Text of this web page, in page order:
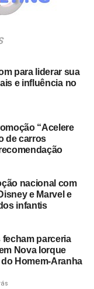
inicial a partir
e atrações do
do camarote
para liderar sua
e influência no
“Acelere
de carros
nacional com
e Marvel e
infantis
fecham parceria
Nova Iorque
Homem-Aranha